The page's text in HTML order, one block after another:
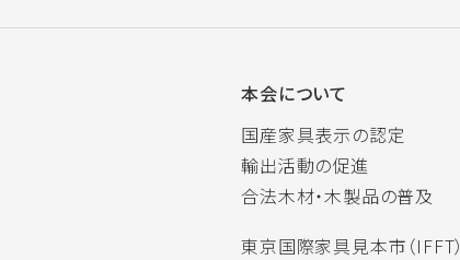
本会について
国産家具表示の認定
輸出活動の促進
合法木材・木製品の普及
東京国際家具見本市（IFFT）